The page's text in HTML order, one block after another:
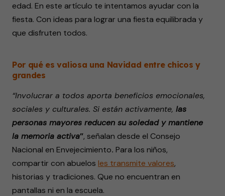
edad. En este artículo te intentamos ayudar con la
fiesta. Con ideas para lograr una fiesta equilibrada y
que disfruten todos.
Por qué es valiosa una Navidad entre chicos y
grandes
“Involucrar a todos aporta beneficios emocionales,
sociales y culturales. Si están activamente, las
personas mayores reducen su soledad y mantiene
la memoria activa”, señalan desde el Consejo
Nacional en Envejecimiento. Para los niños,
compartir con abuelos les transmite valores,
historias y tradiciones. Que no encuentran en
pantallas ni en la escuela.